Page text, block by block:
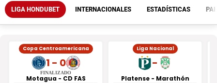
LIGA HONDUBET INTERNACIONALES ESTADÍSTICAS
Copa Centroamericana
1 - 0
FINALIZADO
Motagua - CD FAS
Liga Nacional
-
Platense - Marathón